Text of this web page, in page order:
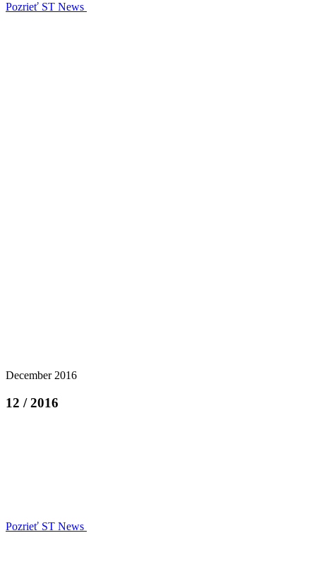
Pozrieť ST News
December 2016
12 / 2016
Pozrieť ST News